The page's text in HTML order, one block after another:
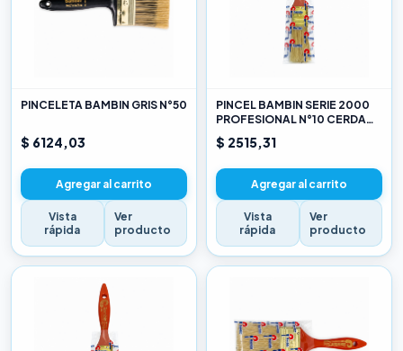
PINCELETA BAMBIN GRIS N°50
$ 6124,03
Agregar al carrito
Vista
rápida
Ver
producto
PINCEL BAMBIN SERIE 2000
PROFESIONAL N°10 CERDA
CHINA BLANCA
$ 2515,31
Agregar al carrito
Vista
rápida
Ver
producto